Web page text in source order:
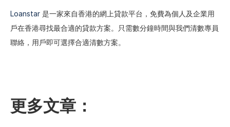
Loanstar 是一家來自香港的網上貸款平台，免費為個人及企業用
戶在香港尋找最合適的貸款方案。只需數分鐘時間與我們清數專員
聯絡，用戶即可選擇合適清數方案。
更多文章：